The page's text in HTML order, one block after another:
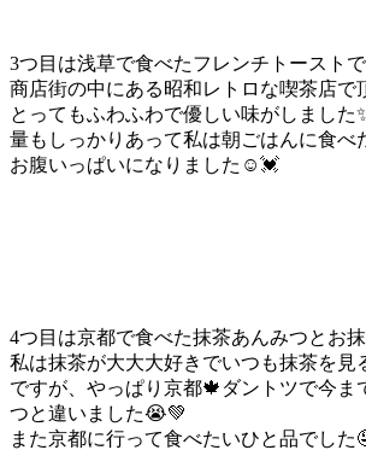
3つ目は浅草で食べたフレンチトースト
商店街の中にある昭和レトロな喫茶店で
とってもふわふわで優しい味がしました
量もしっかりあって私は朝ごはんに食べ
お腹いっぱいになりました☺️💓
4つ目は京都で食べた抹茶あんみつとお
私は抹茶が大大大好きでいつも抹茶を見
ですが、やっぱり京都🍁ダントツで今ま
つと違いました😭💚
また京都に行って食べたいひと品でした